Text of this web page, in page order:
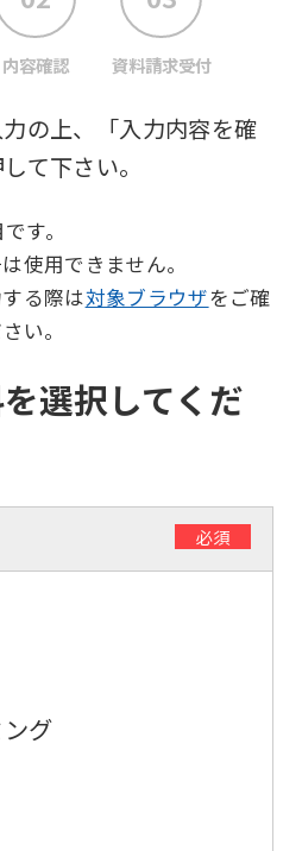
内容確認 資料請求受付
の上、「入力内容を確
て下さい。
す。
使用できません。
る際は対象ブラウザをご確
い。
選択してくだ
必須
グ